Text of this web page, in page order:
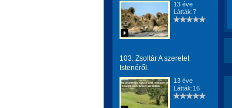
13 éve
Látták:7
103. Zsoltár A szeretet
Istenéről.
13 éve
Látták:16